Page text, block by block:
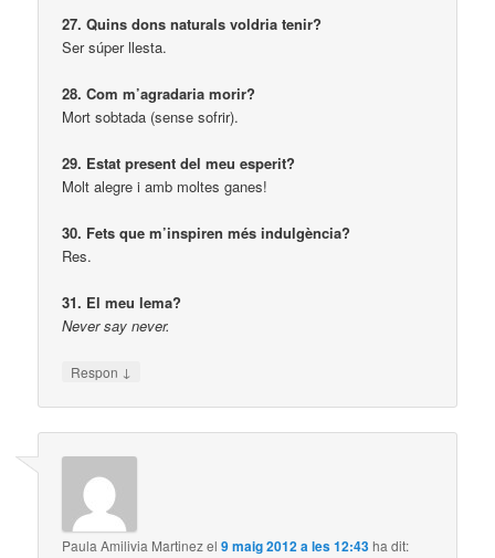
27. Quins dons naturals voldria tenir?
Ser súper llesta.
28. Com m’agradaria morir?
Mort sobtada (sense sofrir).
29. Estat present del meu esperit?
Molt alegre i amb moltes ganes!
30. Fets que m’inspiren més indulgència?
Res.
31. El meu lema?
Never say never.
Respon ↓
Paula Amilivia Martinezel9 maig 2012 a les 12:43ha dit: